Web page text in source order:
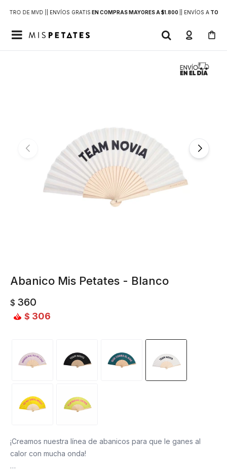
DE MVD | | ENVÍOS GRATIS EN COMPRAS MAYORES A $1.800 | ENVÍOS ATODO

Abanico Mis Petates - Blanco
$ 360
$ 306
¡Creamos nuestra línea de abanicos para que le ganes al
calor con mucha onda!